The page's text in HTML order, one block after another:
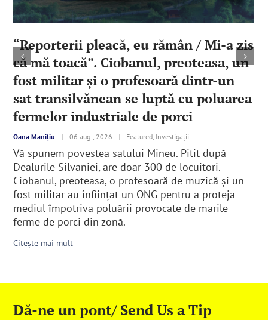
“Reporterii pleacă, eu rămân / Mi-a zis
că mă toacă”. Ciobanul, preoteasa, un
fost militar şi o profesoară dintr-un
sat transilvănean se luptă cu poluarea
fermelor industriale de porci
Oana Manițiu | 06 aug., 2026 | Featured, Investigații
Vă spunem povestea satului Mineu. Pitit după
Dealurile Silvaniei, are doar 300 de locuitori.
Ciobanul, preoteasa, o profesoară de muzică şi un
fost militar au înfiinţat un ONG pentru a proteja
mediul împotriva poluării provocate de marile
ferme de porci din zonă.
Citește mai mult
Dă-ne un pont/ Send Us a Tip